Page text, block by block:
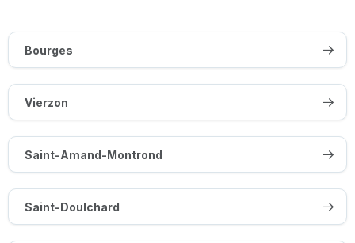
Bourges
Vierzon
Saint-Amand-Montrond
Saint-Doulchard